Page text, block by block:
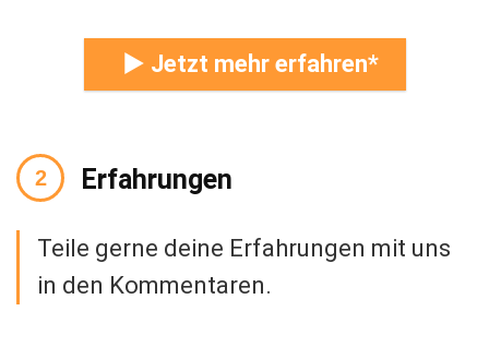
► Jetzt mehr erfahren
Erfahrungen
Teile gerne deine Erfahrungen mit uns
in den Kommentaren.